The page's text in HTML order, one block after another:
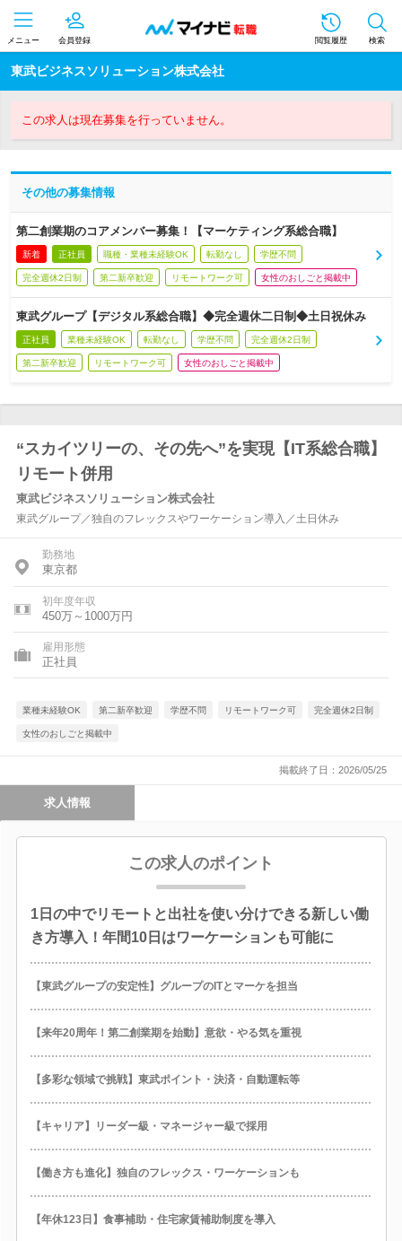
メニュー 会員登録 閲覧履歴 検索
東武ビジネスソリューション株式会社
この求人は現在募集を行っていません。
その他の募集情報
第二創業期のコアメンバー募集！【マーケティング系総合職】
新着 正社員 職種・業種未経験OK 転勤なし 学歴不問
完全週休2日制 第二新卒歓迎 リモートワーク可 女性のおしごと掲載中
東武グループ【デジタル系総合職】◆完全週休二日制◆土日祝休み
正社員 業種未経験OK 転勤なし 学歴不問 完全週休2日制
第二新卒歓迎 リモートワーク可 女性のおしごと掲載中
“スカイツリーの、その先へ”を実現【IT系総合職】
リモート併用
東武ビジネスソリューション株式会社
東武グループ／独自のフレックスやワーケーション導入／土日休み
勤務地
東京都
初年度年収
450万～1000万円
雇用形態
正社員
業種未経験OK 第二新卒歓迎 学歴不問 リモートワーク可 完全週休2日制
女性のおしごと掲載中
掲載終了日：2026/05/25
求人情報
この求人のポイント
1日の中でリモートと出社を使い分けできる新しい働
き方導入！年間10日はワーケーションも可能に
【東武グループの安定性】グループのITとマーケを担当
【来年20周年！第二創業期を始動】意欲・やる気を重視
【多彩な領域で挑戦】東武ポイント・決済・自動運転等
【キャリア】リーダー級・マネージャー級で採用
【働き方も進化】独自のフレックス・ワーケーションも
【年休123日】食事補助・住宅家賃補助制度を導入